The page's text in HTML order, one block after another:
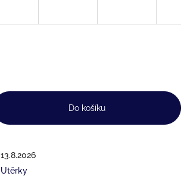
Do košíku
13.8.2026
Utěrky